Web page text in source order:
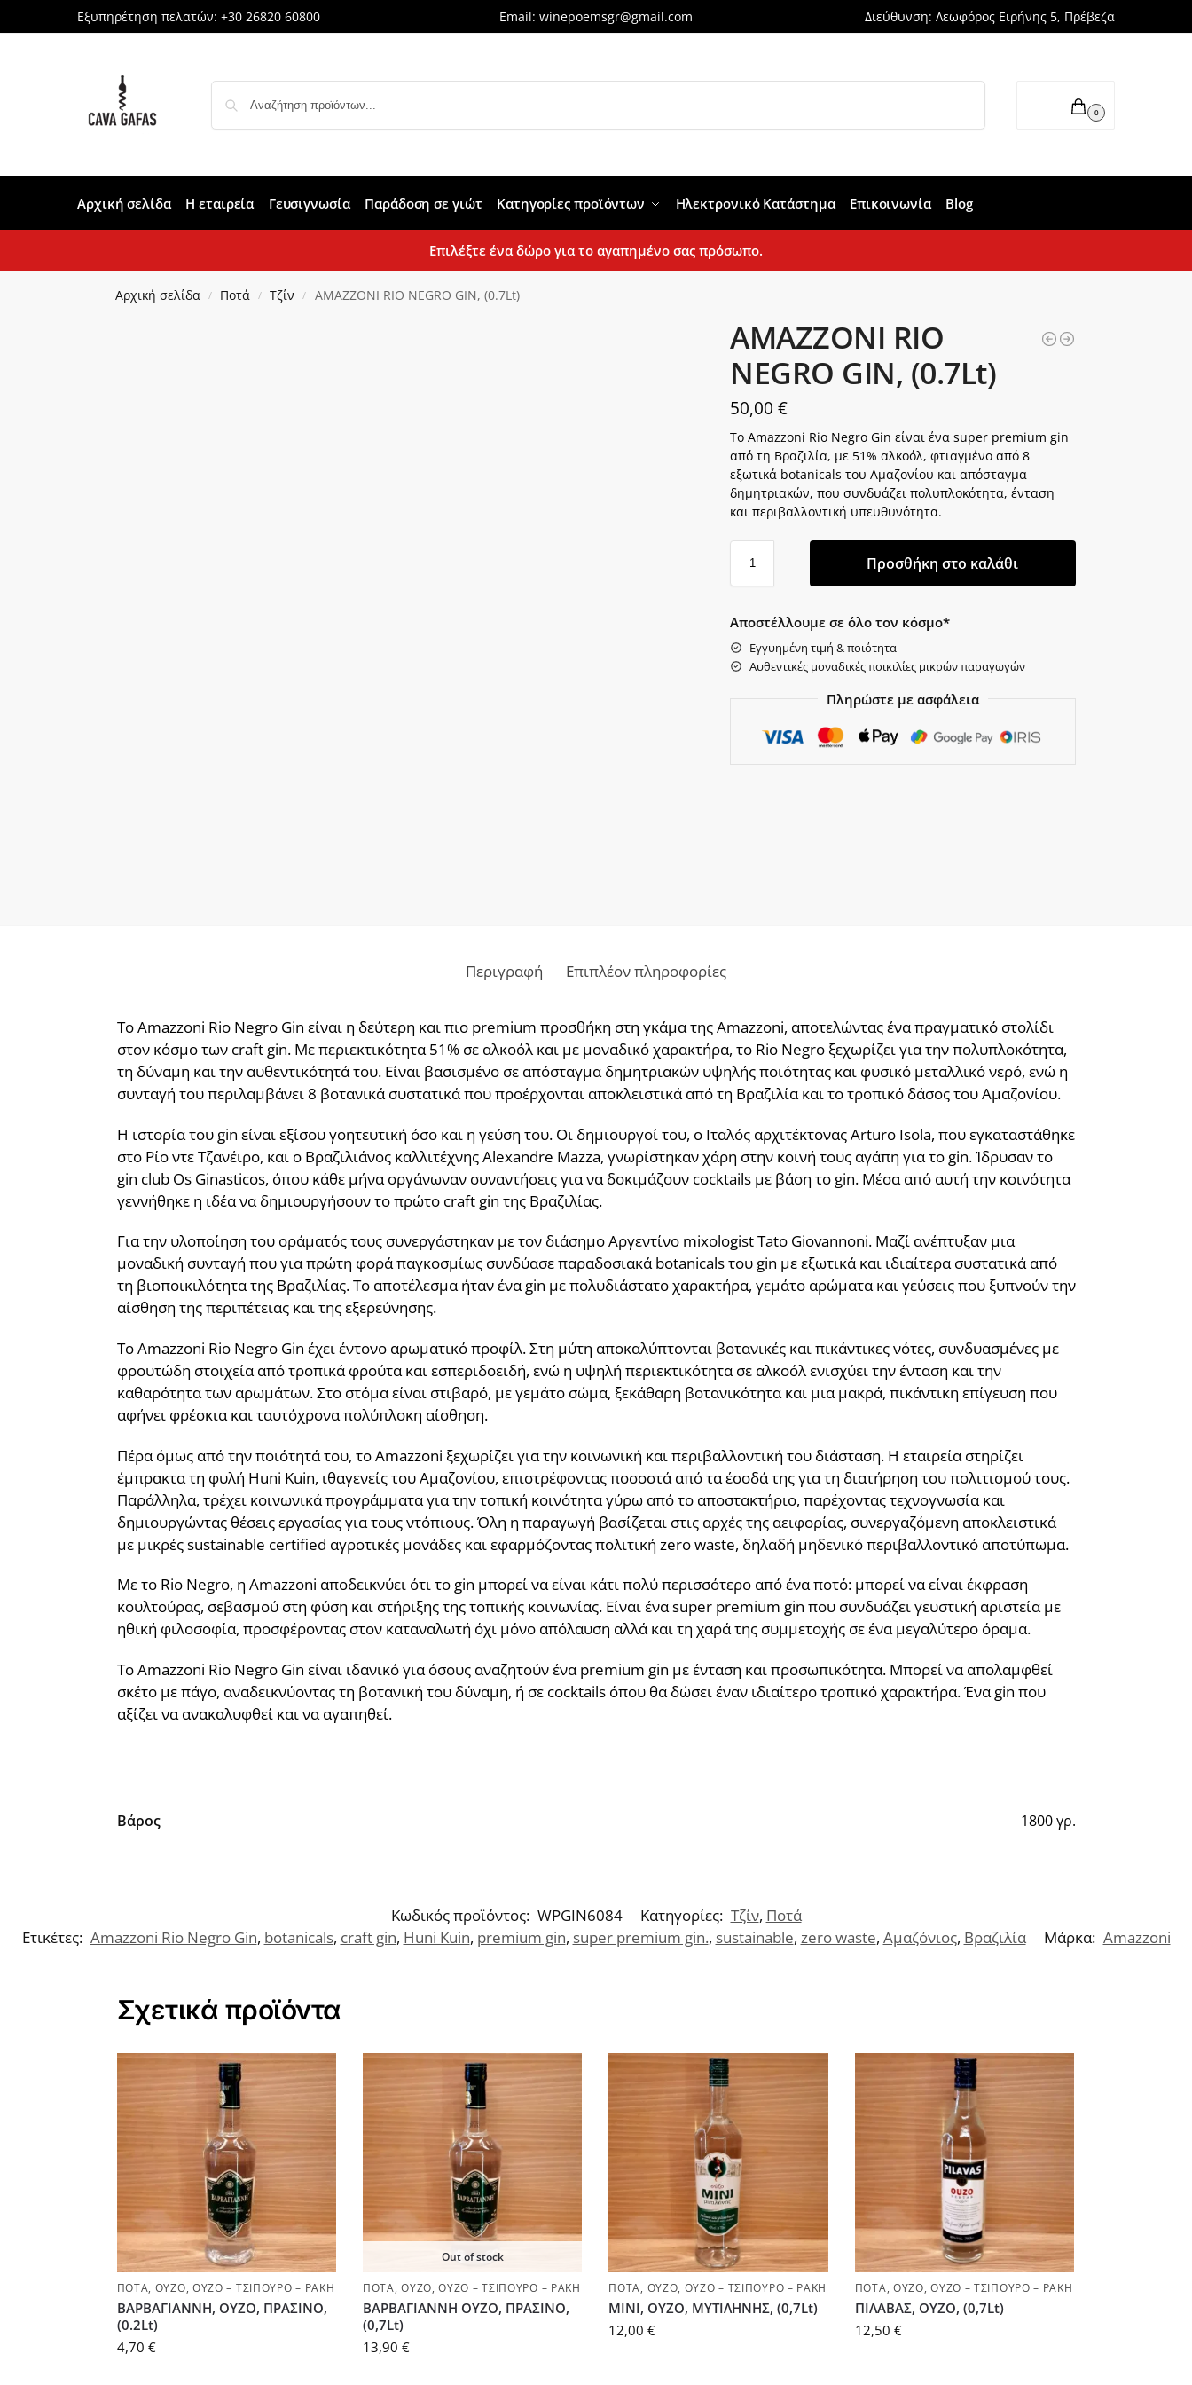
Εξυπηρέτηση πελατών: +30 26820 60800 Email: winepoemsgr@gmail.com Διεύθυνση: Λεωφόρος Ειρήνης 5, Πρέβεζα
0
Αρχική σελίδα Η εταιρεία Γευσιγνωσία Παράδοση σε γιώτ Κατηγορίες προϊόντων Ηλεκτρονικό Κατάστημα Επικοινωνία Blog
Επιλέξτε ένα δώρο για το αγαπημένο σας πρόσωπο.
Αρχική σελίδα / Ποτά / Τζίν / AMAZZONI RIO NEGRO GIN, (0.7Lt)
AMAZZONI RIO
NEGRO GIN, (0.7Lt)
50,00€
Το Amazzoni Rio Negro Gin είναι ένα super premium gin
από τη Βραζιλία, με 51% αλκοόλ, φτιαγμένο από 8
εξωτικά botanicals του Αμαζονίου και απόσταγμα
δημητριακών, που συνδυάζει πολυπλοκότητα, ένταση
και περιβαλλοντική υπευθυνότητα.
Προσθήκη στο καλάθι
Αποστέλλουμε σε όλο τον κόσμο*
Εγγυημένη τιμή & ποιότητα
Αυθεντικές μοναδικές ποικιλίες μικρών παραγωγών
Πληρώστε με ασφάλεια
Περιγραφή Επιπλέον πληροφορίες
Το Amazzoni Rio Negro Gin είναι η δεύτερη και πιο premium προσθήκη στη γκάμα της Amazzoni, αποτελώντας ένα πραγματικό στολίδι
στον κόσμο των craft gin. Με περιεκτικότητα 51% σε αλκοόλ και με μοναδικό χαρακτήρα, το Rio Negro ξεχωρίζει για την πολυπλοκότητα,
τη δύναμη και την αυθεντικότητά του. Είναι βασισμένο σε απόσταγμα δημητριακών υψηλής ποιότητας και φυσικό μεταλλικό νερό, ενώ η
συνταγή του περιλαμβάνει 8 βοτανικά συστατικά που προέρχονται αποκλειστικά από τη Βραζιλία και το τροπικό δάσος του Αμαζονίου.
Η ιστορία του gin είναι εξίσου γοητευτική όσο και η γεύση του. Οι δημιουργοί του, ο Ιταλός αρχιτέκτονας Arturo Isola, που εγκαταστάθηκε
στο Ρίο ντε Τζανέιρο, και ο Βραζιλιάνος καλλιτέχνης Alexandre Mazza, γνωρίστηκαν χάρη στην κοινή τους αγάπη για το gin. Ίδρυσαν το
gin club Os Ginasticos, όπου κάθε μήνα οργάνωναν συναντήσεις για να δοκιμάζουν cocktails με βάση το gin. Μέσα από αυτή την κοινότητα
γεννήθηκε η ιδέα να δημιουργήσουν το πρώτο craft gin της Βραζιλίας.
Για την υλοποίηση του οράματός τους συνεργάστηκαν με τον διάσημο Αργεντίνο mixologist Tato Giovannoni. Μαζί ανέπτυξαν μια
μοναδική συνταγή που για πρώτη φορά παγκοσμίως συνδύασε παραδοσιακά botanicals του gin με εξωτικά και ιδιαίτερα συστατικά από
τη βιοποικιλότητα της Βραζιλίας. Το αποτέλεσμα ήταν ένα gin με πολυδιάστατο χαρακτήρα, γεμάτο αρώματα και γεύσεις που ξυπνούν την
αίσθηση της περιπέτειας και της εξερεύνησης.
Το Amazzoni Rio Negro Gin έχει έντονο αρωματικό προφίλ. Στη μύτη αποκαλύπτονται βοτανικές και πικάντικες νότες, συνδυασμένες με
φρουτώδη στοιχεία από τροπικά φρούτα και εσπεριδοειδή, ενώ η υψηλή περιεκτικότητα σε αλκοόλ ενισχύει την ένταση και την
καθαρότητα των αρωμάτων. Στο στόμα είναι στιβαρό, με γεμάτο σώμα, ξεκάθαρη βοτανικότητα και μια μακρά, πικάντικη επίγευση που
αφήνει φρέσκια και ταυτόχρονα πολύπλοκη αίσθηση.
Πέρα όμως από την ποιότητά του, το Amazzoni ξεχωρίζει για την κοινωνική και περιβαλλοντική του διάσταση. Η εταιρεία στηρίζει
έμπρακτα τη φυλή Huni Kuin, ιθαγενείς του Αμαζονίου, επιστρέφοντας ποσοστά από τα έσοδά της για τη διατήρηση του πολιτισμού τους.
Παράλληλα, τρέχει κοινωνικά προγράμματα για την τοπική κοινότητα γύρω από το αποστακτήριο, παρέχοντας τεχνογνωσία και
δημιουργώντας θέσεις εργασίας για τους ντόπιους. Όλη η παραγωγή βασίζεται στις αρχές της αειφορίας, συνεργαζόμενη αποκλειστικά
με μικρές sustainable certified αγροτικές μονάδες και εφαρμόζοντας πολιτική zero waste, δηλαδή μηδενικό περιβαλλοντικό αποτύπωμα.
Με το Rio Negro, η Amazzoni αποδεικνύει ότι το gin μπορεί να είναι κάτι πολύ περισσότερο από ένα ποτό: μπορεί να είναι έκφραση
κουλτούρας, σεβασμού στη φύση και στήριξης της τοπικής κοινωνίας. Είναι ένα super premium gin που συνδυάζει γευστική αριστεία με
ηθική φιλοσοφία, προσφέροντας στον καταναλωτή όχι μόνο απόλαυση αλλά και τη χαρά της συμμετοχής σε ένα μεγαλύτερο όραμα.
Το Amazzoni Rio Negro Gin είναι ιδανικό για όσους αναζητούν ένα premium gin με ένταση και προσωπικότητα. Μπορεί να απολαμφθεί
σκέτο με πάγο, αναδεικνύοντας τη βοτανική του δύναμη, ή σε cocktails όπου θα δώσει έναν ιδιαίτερο τροπικό χαρακτήρα. Ένα gin που
αξίζει να ανακαλυφθεί και να αγαπηθεί.
Βάρος 1800 γρ.
Κωδικός προϊόντος: WPGIN6084 Κατηγορίες: Τζίν, Ποτά
Ετικέτες: Amazzoni Rio Negro Gin, botanicals, craft gin, Huni Kuin, premium gin, super premium gin., sustainable, zero waste, Αμαζόνιος, Βραζιλία Μάρκα: Amazzoni
Σχετικά προϊόντα
ΠΟΤΆ, ΟΎΖΟ, ΟΎΖΟ – ΤΣΊΠΟΥΡΟ – ΡΑΚΉ
ΒΑΡΒΑΓΙΑΝΝΗ, ΟΥΖΟ, ΠΡΑΣΙΝΟ,
(0.2Lt)
4,70 €
Out of stock
ΠΟΤΆ,ΟΎΖΟ,ΟΎΖΟ – ΤΣΊΠΟΥΡΟ – ΡΑΚΉ
ΒΑΡΒΑΓΙΑΝΝΗ ΟΥΖΟ, ΠΡΑΣΙΝΟ,
(0,7Lt)
13,90 €
ΠΟΤΆ, ΟΎΖΟ, ΟΎΖΟ – ΤΣΊΠΟΥΡΟ – ΡΑΚΉ
ΜΙΝΙ, ΟΥΖΟ, ΜΥΤΙΛΗΝΗΣ, (0,7Lt)
12,00€
ΠΟΤΆ, ΟΎΖΟ,ΟΎΖΟ – ΤΣΊΠΟΥΡΟ – ΡΑΚΉ
ΠΙΛΑΒΑΣ, ΟΥΖΟ, (0,7Lt)
12,50 €